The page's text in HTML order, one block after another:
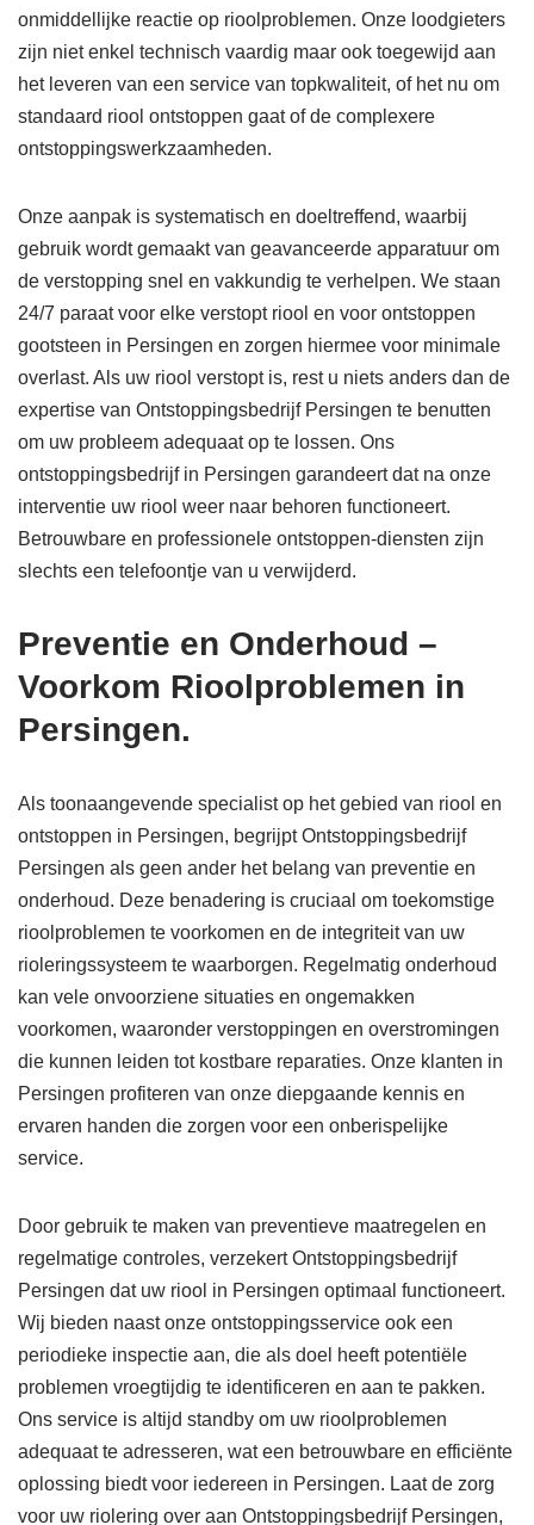
onmiddellijke reactie op rioolproblemen. Onze loodgieters
zijn niet enkel technisch vaardig maar ook toegewijd aan
het leveren van een service van topkwaliteit, of het nu om
standaard riool ontstoppen gaat of de complexere
ontstoppingswerkzaamheden.
Onze aanpak is systematisch en doeltreffend, waarbij
gebruik wordt gemaakt van geavanceerde apparatuur om
de verstopping snel en vakkundig te verhelpen. We staan
24/7 paraat voor elke verstopt riool en voor ontstoppen
gootsteen in Persingen en zorgen hiermee voor minimale
overlast. Als uw riool verstopt is, rest u niets anders dan de
expertise van Ontstoppingsbedrijf Persingen te benutten
om uw probleem adequaat op te lossen. Ons
ontstoppingsbedrijf in Persingen garandeert dat na onze
interventie uw riool weer naar behoren functioneert.
Betrouwbare en professionele ontstoppen-diensten zijn
slechts een telefoontje van u verwijderd.
Preventie en Onderhoud –
Voorkom Rioolproblemen in
Persingen.
Als toonaangevende specialist op het gebied van riool en
ontstoppen in Persingen, begrijpt Ontstoppingsbedrijf
Persingen als geen ander het belang van preventie en
onderhoud. Deze benadering is cruciaal om toekomstige
rioolproblemen te voorkomen en de integriteit van uw
rioleringssysteem te waarborgen. Regelmatig onderhoud
kan vele onvoorziene situaties en ongemakken
voorkomen, waaronder verstoppingen en overstromingen
die kunnen leiden tot kostbare reparaties. Onze klanten in
Persingen profiteren van onze diepgaande kennis en
ervaren handen die zorgen voor een onberispelijke
service.
Door gebruik te maken van preventieve maatregelen en
regelmatige controles, verzekert Ontstoppingsbedrijf
Persingen dat uw riool in Persingen optimaal functioneert.
Wij bieden naast onze ontstoppingsservice ook een
periodieke inspectie aan, die als doel heeft potentiële
problemen vroegtijdig te identificeren en aan te pakken.
Ons service is altijd standby om uw rioolproblemen
adequaat te adresseren, wat een betrouwbare en efficiënte
oplossing biedt voor iedereen in Persingen. Laat de zorg
voor uw riolering over aan Ontstoppingsbedrijf Persingen,